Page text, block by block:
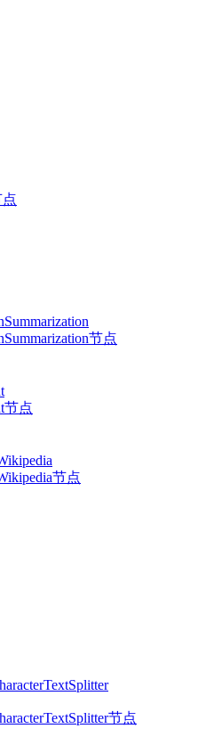
点
节点
节点
节点
节点